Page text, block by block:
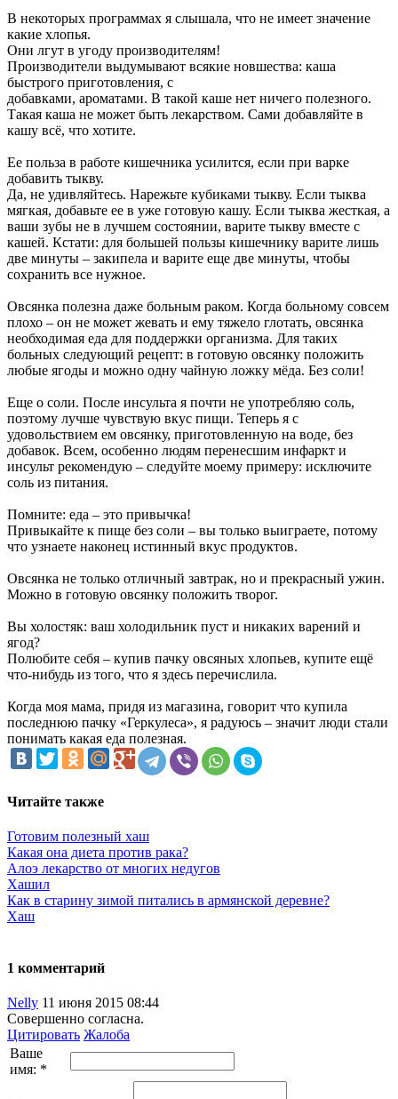
В некоторых программах я слышала, что не имеет значение
какие хлопья.
Они лгут в угоду производителям!
Производители выдумывают всякие новшества: каша
быстрого приготовления, с
добавками, ароматами. В такой каше нет ничего полезного.
Такая каша не может быть лекарством. Сами добавляйте в
кашу всё, что хотите.
Ее польза в работе кишечника усилится, если при варке
добавить тыкву.
Да, не удивляйтесь. Нарежьте кубиками тыкву. Если тыква
мягкая, добавьте ее в уже готовую кашу. Если тыква жесткая, а
ваши зубы не в лучшем состоянии, варите тыкву вместе с
кашей. Кстати: для большей пользы кишечнику варите лишь
две минуты – закипела и варите еще две минуты, чтобы
сохранить все нужное.
Овсянка полезна даже больным раком. Когда больному совсем
плохо – он не может жевать и ему тяжело глотать, овсянка
необходимая еда для поддержки организма. Для таких
больных следующий рецепт: в готовую овсянку положить
любые ягоды и можно одну чайную ложку мёда. Без соли!
Еще о соли. После инсульта я почти не употребляю соль,
поэтому лучше чувствую вкус пищи. Теперь я с
удовольствием ем овсянку, приготовленную на воде, без
добавок. Всем, особенно людям перенесшим инфаркт и
инсульт рекомендую – следуйте моему примеру: исключите
соль из питания.
Помните: еда – это привычка!
Привыкайте к пище без соли – вы только выиграете, потому
что узнаете наконец истинный вкус продуктов.
Овсянка не только отличный завтрак, но и прекрасный ужин.
Можно в готовую овсянку положить творог.
Вы холостяк: ваш холодильник пуст и никаких варений и
ягод?
Полюбите себя – купив пачку овсяных хлопьев, купите ещё
что-нибудь из того, что я здесь перечислила.
Когда моя мама, придя из магазина, говорит что купила
последнюю пачку «Геркулеса», я радуюсь – значит люди стали
понимать какая еда полезная.
Читайте также
Готовим полезный хаш
Какая она диета против рака?
Алоэ лекарство от многих недугов
Хашил
Как в старину зимой питались в армянской деревне?
Хаш
1 комментарий
Nelly 11 июня 2015 08:44
Совершенно согласна.
Цитировать Жалоба
Ваше
имя: *